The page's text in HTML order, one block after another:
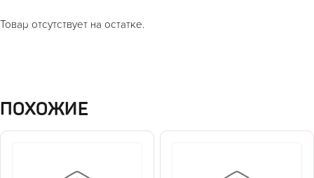
Товар отсутствует на остатке.
ПОХОЖИЕ